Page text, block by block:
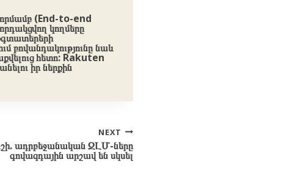
(End-to-end
կողմերը
բովանդակությունը նաև
հետո: Rakuten
իր ներքին
NEXT
ադրբեջանական ԶԼՄ-ները
գովազդային արշավ են սկսել